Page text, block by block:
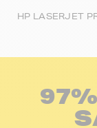
HP LASERJET